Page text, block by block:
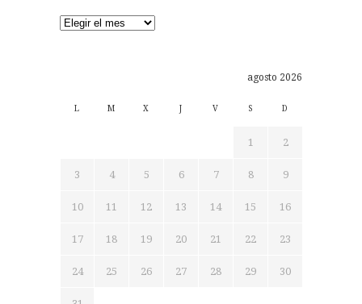
Archivos
agosto 2026
L M X J V S D
1 2
3 4 5 6 7 8 9
10 11 12 13 14 15 16
17 18 19 20 21 22 23
24 25 26 27 28 29 30